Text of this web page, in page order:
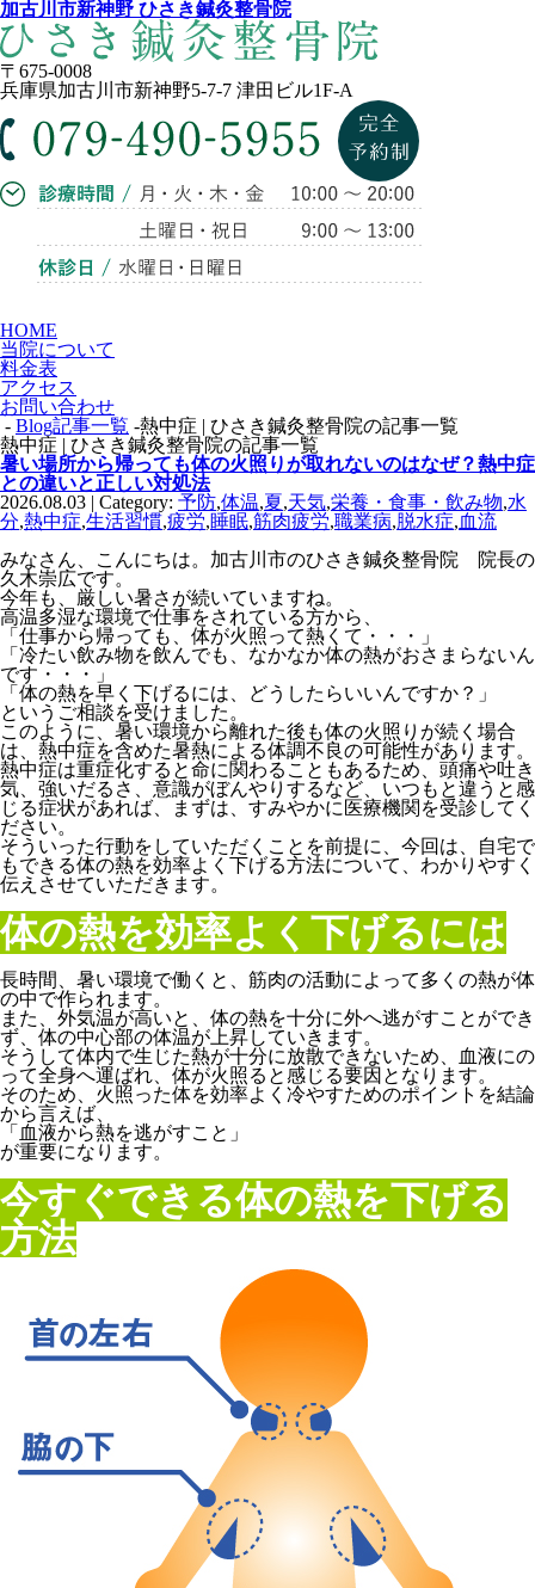
加古川市新神野 ひさき鍼灸整骨院
〒675-0008
兵庫県加古川市新神野5-7-7 津田ビル1F-A
HOME
当院について
料金表
アクセス
お問い合わせ
- Blog記事一覧 -熱中症 | ひさき鍼灸整骨院の記事一覧
熱中症 | ひさき鍼灸整骨院の記事一覧
暑い場所から帰っても体の火照りが取れないのはなぜ？熱中症
との違いと正しい対処法
2026.08.03 | Category: 予防,体温,夏,天気,栄養・食事・飲み物,水
分,熱中症,生活習慣,疲労,睡眠,筋肉疲労,職業病,脱水症,血流
みなさん、こんにちは。加古川市のひさき鍼灸整骨院 院長の
久木崇広です。
今年も、厳しい暑さが続いていますね。
高温多湿な環境で仕事をされている方から、
「仕事から帰っても、体が火照って熱くて・・・」
「冷たい飲み物を飲んでも、なかなか体の熱がおさまらないん
です・・・」
「体の熱を早く下げるには、どうしたらいいんですか？」
というご相談を受けました。
このように、暑い環境から離れた後も体の火照りが続く場合
は、熱中症を含めた暑熱による体調不良の可能性があります。
熱中症は重症化すると命に関わることもあるため、頭痛や吐き
気、強いだるさ、意識がぼんやりするなど、いつもと違うと感
じる症状があれば、まずは、すみやかに医療機関を受診してく
ださい。
そういった行動をしていただくことを前提に、今回は、自宅で
もできる体の熱を効率よく下げる方法について、わかりやすく
伝えさせていただきます。
体の熱を効率よく下げるには
長時間、暑い環境で働くと、筋肉の活動によって多くの熱が体
の中で作られます。
また、外気温が高いと、体の熱を十分に外へ逃がすことができ
ず、体の中心部の体温が上昇していきます。
そうして体内で生じた熱が十分に放散できないため、血液にの
って全身へ運ばれ、体が火照ると感じる要因となります。
そのため、火照った体を効率よく冷やすためのポイントを結論
から言えば、
「血液から熱を逃がすこと」
が重要になります。
今すぐできる体の熱を下げる
方法